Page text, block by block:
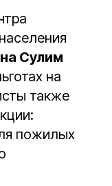
Сулим
на
также
пожилых